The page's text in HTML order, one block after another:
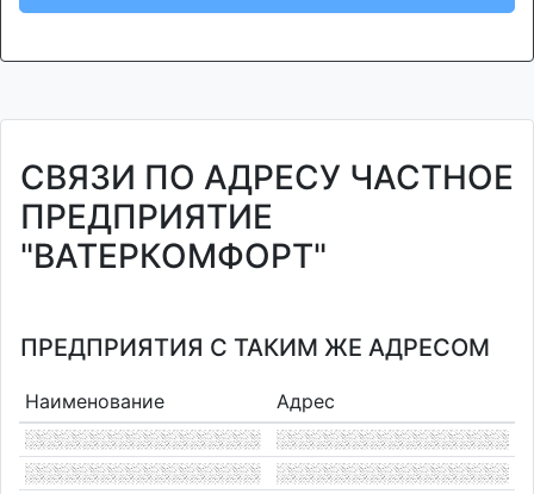
СВЯЗИ ПО АДРЕСУ ЧАСТНОЕ
ПРЕДПРИЯТИЕ
"ВАТЕРКОМФОРТ"
ПРЕДПРИЯТИЯ С ТАКИМ ЖЕ АДРЕСОМ
Наименование Адрес